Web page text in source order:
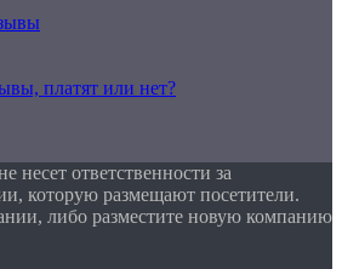
платят или нет?
несет ответственности за
которую размещают посетители.
либо разместите новую компанию